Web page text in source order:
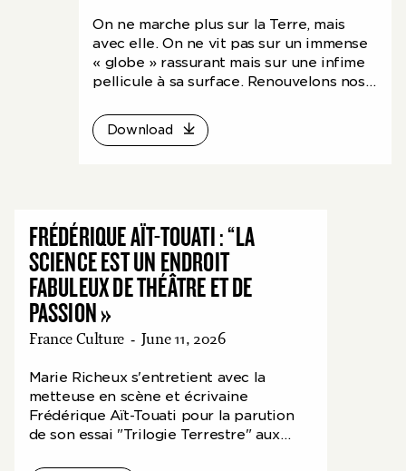
On ne marche plus sur la Terre, mais
avec elle. On ne vit pas sur un immense
« globe » rassurant mais sur une infime
pellicule à sa surface. Renouvelons nos
scéniques, aux confins de la conférence
et de la performance, fruits du travail de
Download
FRÉDÉRIQUE AÏT-TOUATI : “LA
SCIENCE EST UN ENDROIT
FABULEUX DE THÉÂTRE ET DE
PASSION »
France Culture - June 11, 2026
Marie Richeux s'entretient avec la
metteuse en scène et écrivaine
Frédérique Aït-Touati pour la parution
de son essai "Trilogie Terrestre" aux